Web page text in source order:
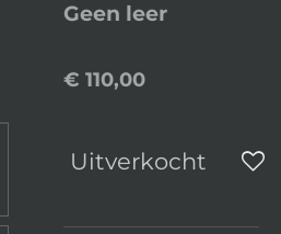
Geen leer
€ 110,00
Uitverkocht